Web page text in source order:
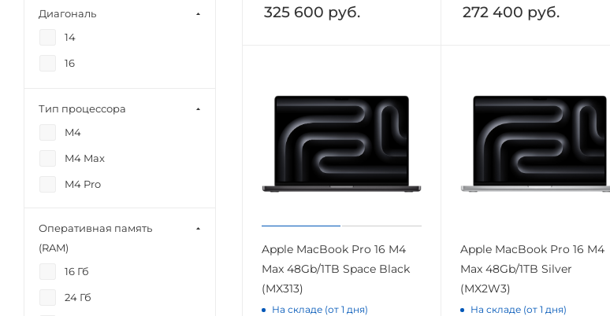
325 600 руб. 272 400 руб.
Apple MacBook Pro 16 M4
Max 48Gb/1TB Space Black
(MX313)
На складе (от 1 дня)
Apple MacBook Pro 16 M4
Max 48Gb/1TB Silver
(MX2W3)
На складе (от 1 дня)
Диагональ
14
16
Тип процессора
M4
M4 Max
M4 Pro
Оперативная память
(RAM)
16 Гб
24 Гб